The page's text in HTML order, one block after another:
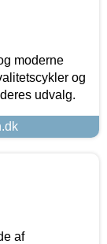
moderne
og
udvalg.
af